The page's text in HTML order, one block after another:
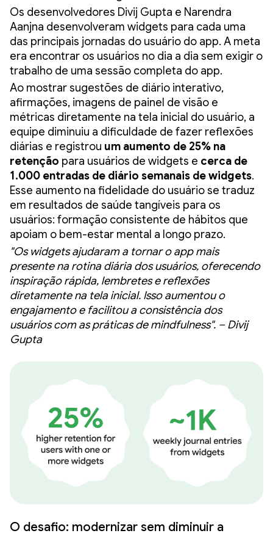
Os desenvolvedores Divij Gupta e Narendra
Aanjna desenvolveram widgets para cada uma
das principais jornadas do usuário do app. A meta
era encontrar os usuários no dia a dia sem exigir o
trabalho de uma sessão completa do app.
Ao mostrar sugestões de diário interativo,
afirmações, imagens de painel de visão e
métricas diretamente na tela inicial do usuário, a
equipe diminuiu a dificuldade de fazer reflexões
diárias e registrou um aumento de 25% na
retenção para usuários de widgets e cerca de
1.000 entradas de diário semanais de widgets.
Esse aumento na fidelidade do usuário se traduz
em resultados de saúde tangíveis para os
usuários: formação consistente de hábitos que
apoiam o bem-estar mental a longo prazo.
"Os widgets ajudaram a tornar o app mais
presente na rotina diária dos usuários, oferecendo
inspiração rápida, lembretes e reflexões
diretamente na tela inicial. Isso aumentou o
engajamento e facilitou a consistência dos
usuários com as práticas de mindfulness". – Divij
Gupta
O desafio: modernizar sem diminuir a